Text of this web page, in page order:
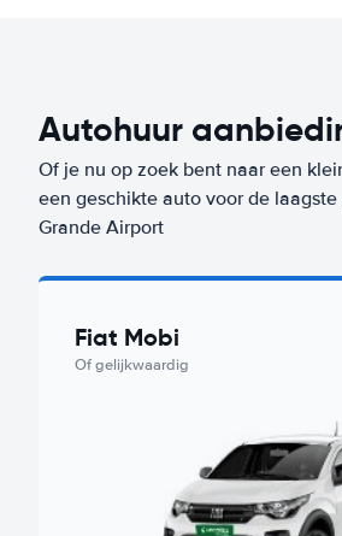
Autohuur
Of je nu op zoek bent naar een
een geschikte auto voor de
Grande Airport
Fiat Mobi
Of gelijkwaardig